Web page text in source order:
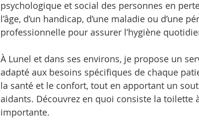
psychologique et social des personnes en
l’âge, d’un handicap, d’une maladie ou d’une
professionnelle pour assurer l’hygiène
À Lunel et dans ses environs, je propose un
adapté aux besoins spécifiques de chaque
la santé et le confort, tout en apportant un
aidants. Découvrez en quoi consiste la
importante.